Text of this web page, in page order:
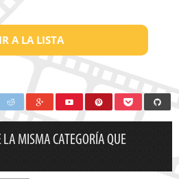
A LA LISTA
LA MISMA CATEGORÍA QUE